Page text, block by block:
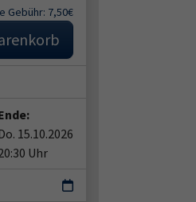
Gebühr: 7,50€
15.10.2026
Uhr